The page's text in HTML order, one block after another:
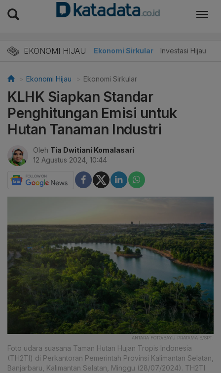
EKONOMI HIJAU
Energi Baru Ekonomi Sirkular Investasi Hijau
Ekonomi Hijau Ekonomi Sirkular
KLHK Siapkan Standar
Penghitungan Emisi untuk
Hutan Tanaman Industri
Oleh Tia Dwitiani Komalasari
12 Agustus 2024, 10:44
ANTARA FOTO/BAYU PRATAMA S/SPT.
Foto udara suasana Taman Hutan Hujan Tropis Indonesia
(TH2TI) di Perkantoran Pemerintah Provinsi Kalimantan Selatan,
Banjarbaru, Kalimantan Selatan, Minggu (28/07/2024). TH2TI